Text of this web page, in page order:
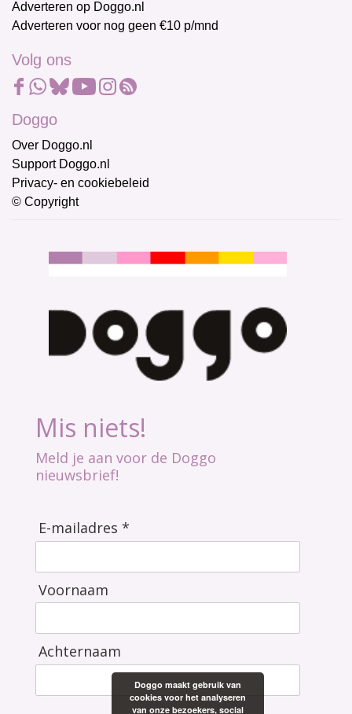
Adverteren op Doggo.nl
Adverteren voor nog geen €10 p/mnd
Volg ons
Doggo
Over Doggo.nl
Support Doggo.nl
Privacy- en cookiebeleid
© Copyright
Mis niets!
Meld je aan voor de Doggo
nieuwsbrief!
E-mailadres *
Voornaam
Achternaam
Doggo maakt gebruik van
cookies voor het analyseren
van onze bezoekers, social